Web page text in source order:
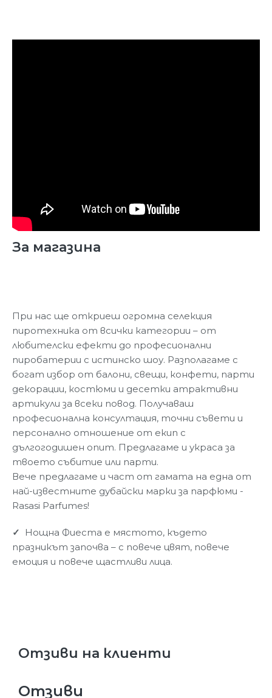
За магазина
При нас ще откриеш огромна селекция
пиротехника от всички категории – от
любителски ефекти до професионални
пиробатерии с истинско шоу. Разполагаме с
богат избор от балони, свещи, конфети, парти
декорации, костюми и десетки атрактивни
артикули за всеки повод. Получаваш
професионална консултация, точни съвети и
персонално отношение от екип с
дългогодишен опит. Предлагаме и украса за
твоето събитие или парти.
Вече предлагаме и част от гамата на една от
най-известните дубайски марки за парфюми -
Rasasi Parfumes!
✓
Нощна Фиеста е мястото, където
празникът започва – с повече цвят, повече
емоция и повече щастливи лица.
Отзиви на клиенти
Отзиви